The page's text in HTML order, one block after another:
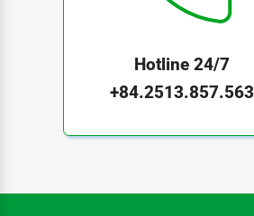
Hotline 24/7
+84.2513.857.563